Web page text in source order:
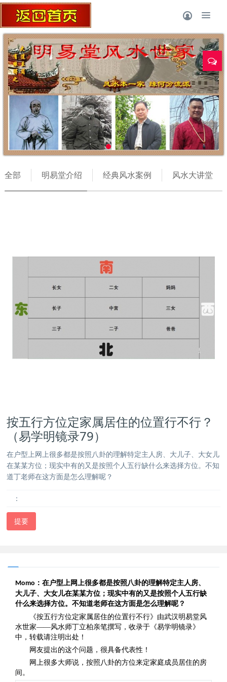
风水师丁立柏
全部 明易堂介绍 经典风水案例 风水大讲堂
按五行方位定家属居住的位置行不行？
（易学明镜录79）
在户型上网上很多都是按照八卦的理解特定主人房、大儿子、大女儿
在某某方位；现实中有的又是按照个人五行缺什么来选择方位。不知
道丁老师在这方面是怎么理解呢？
：
提要
Momo ：在户型上网上很多都是按照八卦的理解特定主人房、
大儿子、大女儿在某某方位；现实中有的又是按照个人五行缺
什么来选择方位。不知道老师在这方面是怎么理解呢？
《按五行方位定家属居住的位置行不行》由武汉明易堂风
水世家——风水师丁立柏亲笔撰写，收录于《易学明镜录》
中，转载请注明出处！
网友提出的这个问题，很具备代表性！
网上很多大师说，按照八卦的方位来定家庭成员居住的房
间。